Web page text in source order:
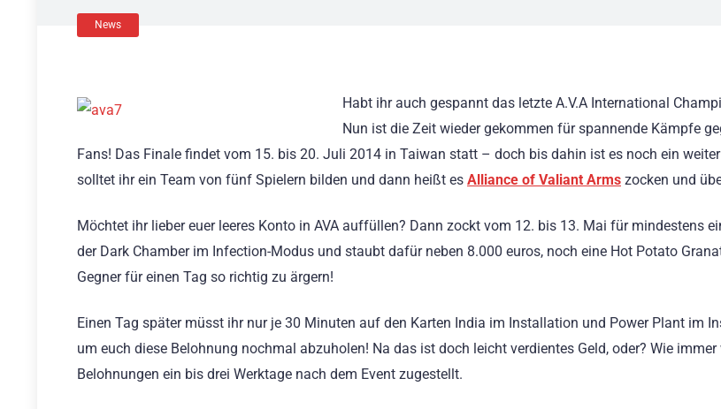
News
Habt ihr auch gespannt das letzte A.V.A International
Nun ist die Zeit wieder gekommen für spannende Kämpfe
Fans! Das Finale findet vom 15. bis 20. Juli 2014 in Taiwan statt – doch bis dahin ist es noch ein
solltet ihr ein Team von fünf Spielern bilden und dann heißt es Alliance of Valiant Arms zocken und
Möchtet ihr lieber euer leeres Konto in AVA auffüllen? Dann zockt vom 12. bis 13. Mai für mindestens
der Dark Chamber im Infection-Modus und staubt dafür neben 8.000 euros, noch eine Hot Potato
Gegner für einen Tag so richtig zu ärgern!
Einen Tag später müsst ihr nur je 30 Minuten auf den Karten India im Installation und Power Plant im
um euch diese Belohnung nochmal abzuholen! Na das ist doch leicht verdientes Geld, oder? Wie immer
Belohnungen ein bis drei Werktage nach dem Event zugestellt.